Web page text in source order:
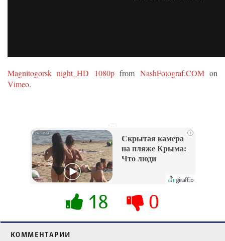
Magnitogorsk night_HD 1080pfrom NashFotograf.COMon
Vimeo.
i
Скрытая камера
на пляже Крыма:
Что люди
их не видят...
18 0
КОММЕНТАРИИ